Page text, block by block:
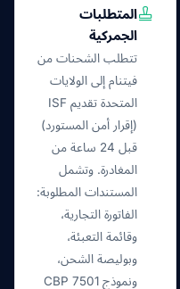
المتطلبات
الجمركية
تتطلب الشحنات من
فيتنام إلى الولايات
المتحدة تقديم ISF
(إقرار أمن المستورد)
قبل 24 ساعة من
المغادرة. وتشمل
المستندات المطلوبة:
الفاتورة التجارية،
وقائمة التعبئة،
وبوليصة الشحن،
ونموذج CBP 7501